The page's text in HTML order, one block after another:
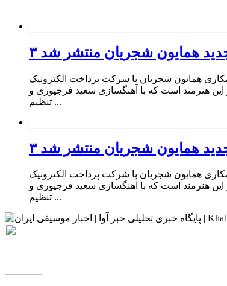
جدید همایون شجریان منتشر شد
همایون شجریان با شرکت پرداخت الکترونیک
این هنرمند است که با آهنگسازی سعید فرجپوری و
تنظیم ...
جدید همایون شجریان منتشر شد
همایون شجریان با شرکت پرداخت الکترونیک
این هنرمند است که با آهنگسازی سعید فرجپوری و
تنظیم ...